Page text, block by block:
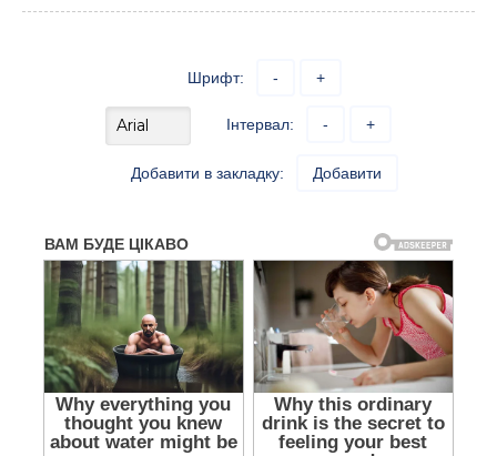
Шрифт: - +
Інтервал: - +
Добавити в закладку: Добавити